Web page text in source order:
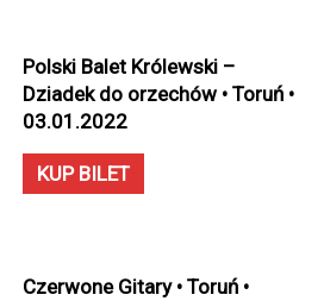
Polski Balet Królewski –
Dziadek do orzechów • Toruń •
03.01.2022
KUP BILET
Czerwone Gitary • Toruń •